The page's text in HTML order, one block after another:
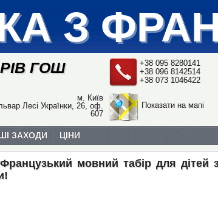
З
ГОШ
+38 095 8280141
+38 096 8142514
+38 073 1046422
Показати на мапі
м. Київ
Лесі Українки, 26, оф.
607
ЗАХОДИ ЦІНИ
мовний табір для дітей